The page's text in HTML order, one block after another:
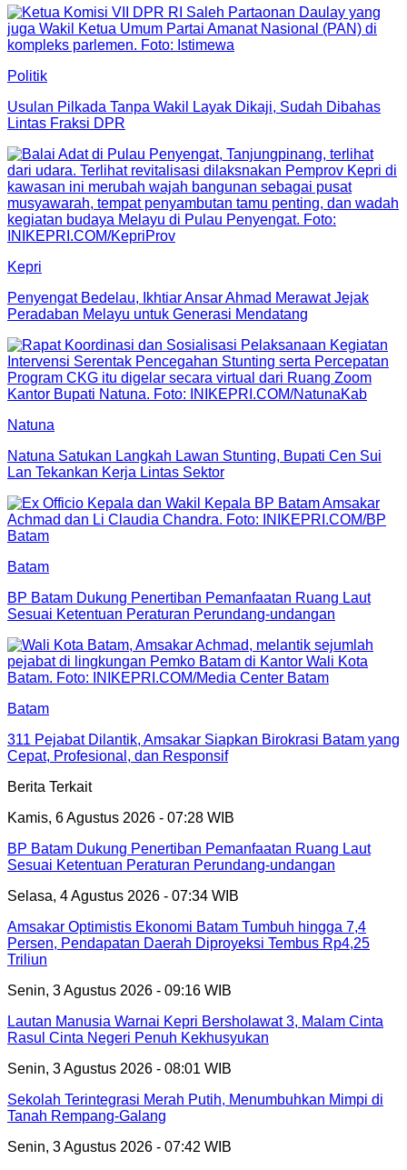
Politik
Usulan Pilkada Tanpa Wakil Layak Dikaji, Sudah Dibahas
Lintas Fraksi DPR
Kepri
Penyengat Bedelau, Ikhtiar Ansar Ahmad Merawat Jejak
Peradaban Melayu untuk Generasi Mendatang
Natuna
Natuna Satukan Langkah Lawan Stunting, Bupati Cen Sui
Lan Tekankan Kerja Lintas Sektor
Batam
BP Batam Dukung Penertiban Pemanfaatan Ruang Laut
Sesuai Ketentuan Peraturan Perundang-undangan
Batam
311 Pejabat Dilantik, Amsakar Siapkan Birokrasi Batam yang
Cepat, Profesional, dan Responsif
Berita Terkait
Kamis, 6 Agustus 2026 - 07:28 WIB
BP Batam Dukung Penertiban Pemanfaatan Ruang Laut
Sesuai Ketentuan Peraturan Perundang-undangan
Selasa, 4 Agustus 2026 - 07:34 WIB
Amsakar Optimistis Ekonomi Batam Tumbuh hingga 7,4
Persen, Pendapatan Daerah Diproyeksi Tembus Rp4,25
Triliun
Senin, 3 Agustus 2026 - 09:16 WIB
Lautan Manusia Warnai Kepri Bersholawat 3, Malam Cinta
Rasul Cinta Negeri Penuh Kekhusyukan
Senin, 3 Agustus 2026 - 08:01 WIB
Sekolah Terintegrasi Merah Putih, Menumbuhkan Mimpi di
Tanah Rempang-Galang
Senin, 3 Agustus 2026 - 07:42 WIB